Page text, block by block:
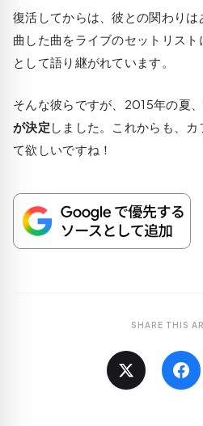
復活してからは、彼との関わり
曲した曲をライブのセットリス
として語り継がれています。
そんな彼らですが、2015年の夏、
が決定 しました。これからも、
て欲しいですね！
SHARE THIS